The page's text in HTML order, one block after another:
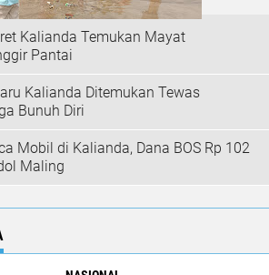
Kalianda Temukan Mayat
Pantai
Kalianda Ditemukan Tewas
Bunuh Diri
Mobil di Kalianda, Dana BOS Rp 102
Maling